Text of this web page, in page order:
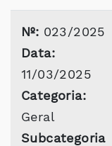
Nº: 023/2025
Data:
11/03/2025
Categoria:
Geral
Subcategoria